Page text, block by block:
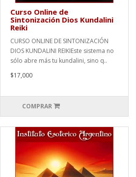
Curso Online de
Sintonización Dios Kundalini
Reiki
CURSO ONLINE DE SINTONIZACIÓN
DIOS KUNDALINI REIKIEste sistema no
sólo abre más tu kundalini, sino q..
$17,000
COMPRAR